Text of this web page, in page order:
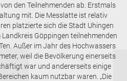
den Teilnehmenden ab. Erstmals
mit. Die Messlatte ist relativ
platzierte sich die Stadt Uhingen
Göppingen teilnehmenden
Außer im Jahr des Hochwassers
weil die Bevölkerung einerseits
war und andererseits einige
kaum nutzbar waren. „Die